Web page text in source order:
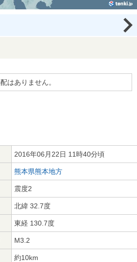
はありません。
2016年06月22日 11時40分頃
熊本県熊本地方
震度2
北緯 32.7度
東経 130.7度
M3.2
約10km